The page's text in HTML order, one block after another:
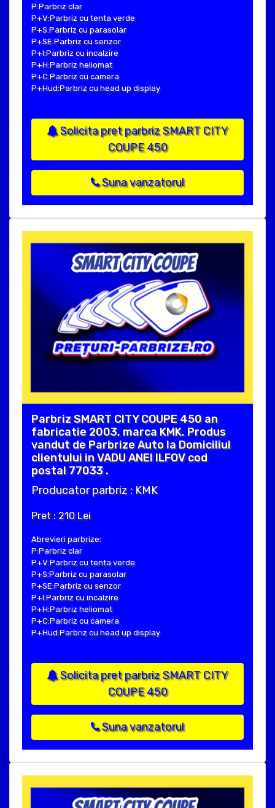
P:Parbriz clar
P+V:Parbriz cu tenta verde
P+S:Parbriz cu parasolar
P+SE:Parbriz cu senzor
P+I:Parbriz cu incalzire
P+H:Parbriz heliomat
P+C:Parbriz cu camera
P+Hud:Parbriz cu head up display
Solicita pret parbriz SMART CITY
COUPE 450
Suna vanzatorul
Parbriz SMART CITY COUPE 450 an
fabricatie 2003, marca KMK. Produs
vandut de Parbrize Auto la Domiciliul
clientului in VADU ANEI ILFOV cod
postal 77033 .
Producator parbriz : KMK
Pret : 210 Lei
Abrevieri parbrize:
P:Parbriz clar
P+V:Parbriz cu tenta verde
P+S:Parbriz cu parasolar
P+SE:Parbriz cu senzor
P+I:Parbriz cu incalzire
P+H:Parbriz heliomat
P+C:Parbriz cu camera
P+Hud:Parbriz cu head up display
Solicita pret parbriz SMART CITY
COUPE 450
Suna vanzatorul